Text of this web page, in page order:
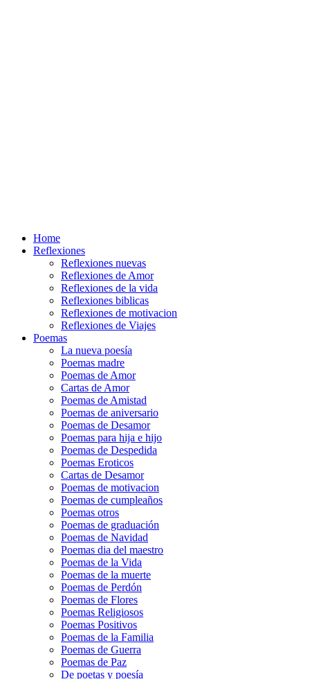
Home
Reflexiones
Reflexiones nuevas
Reflexiones de Amor
Reflexiones de la vida
Reflexiones biblicas
Reflexiones de motivacion
Reflexiones de Viajes
Poemas
La nueva poesía
Poemas madre
Poemas de Amor
Cartas de Amor
Poemas de Amistad
Poemas de aniversario
Poemas de Desamor
Poemas para hija e hijo
Poemas de Despedida
Poemas Eroticos
Cartas de Desamor
Poemas de motivacion
Poemas de cumpleaños
Poemas otros
Poemas de graduación
Poemas de Navidad
Poemas dia del maestro
Poemas de la Vida
Poemas de la muerte
Poemas de Perdón
Poemas de Flores
Poemas Religiosos
Poemas Positivos
Poemas de la Familia
Poemas de Guerra
Poemas de Paz
De poetas y poesía